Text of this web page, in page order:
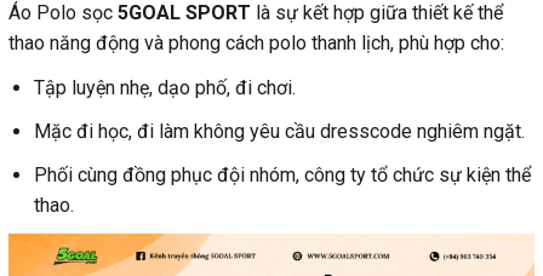
Áo Polo sọc 5GOAL SPORT là sự kết hợp giữa thiết kế thể
thao năng động và phong cách polo thanh lịch, phù hợp cho:
Tập luyện nhẹ, dạo phố, đi chơi.
Mặc đi học, đi làm không yêu cầu dresscode nghiêm ngặt.
Phối cùng đồng phục đội nhóm, công ty tổ chức sự kiện thể
thao.